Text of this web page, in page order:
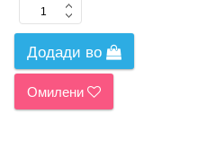
Додади во
Омилени